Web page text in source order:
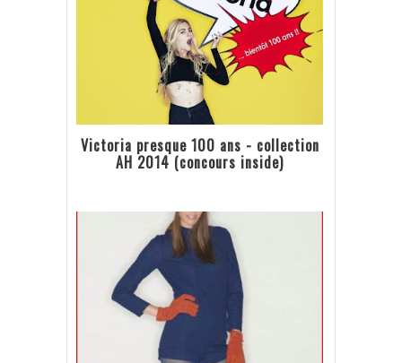
Victoria presque 100 ans - collection
AH 2014 (concours inside)